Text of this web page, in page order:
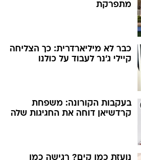
מתפרקת
כבר לא מיליארדרית: כך הצליחה
קיילי ג'נר לעבוד על כולנו
בעקבות הקורונה: משפחת
קרדשיאן דוחה את החגיגות שלה
נועזת כמו קים? רגישה כמו